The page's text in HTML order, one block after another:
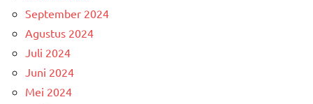
September 2024
Agustus 2024
Juli 2024
Juni 2024
Mei 2024